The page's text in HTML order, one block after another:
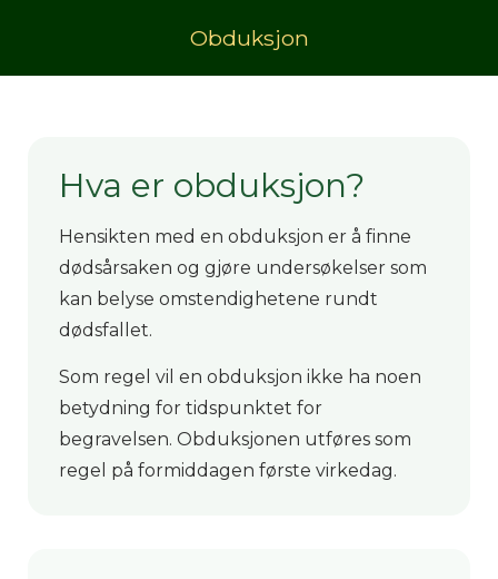
Obduksjon
Hva er obduksjon?
Hensikten med en obduksjon er å finne
dødsårsaken og gjøre undersøkelser som
kan belyse omstendighetene rundt
dødsfallet.
Som regel vil en obduksjon ikke ha noen
betydning for tidspunktet for
begravelsen. Obduksjonen utføres som
regel på formiddagen første virkedag.